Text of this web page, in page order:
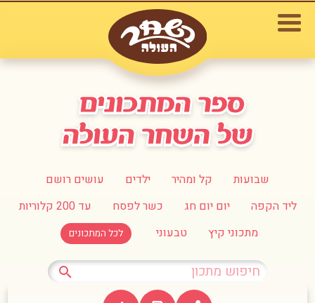
שבועות קל ומהיר ילדים
עושים רושם
ליד הקפה
יום יום חג כשר לפסח
עד 200 קלוריות
מתכוני קיץ
טבעוני לכל המתכונים